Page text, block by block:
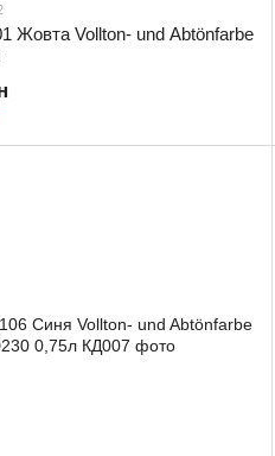
Жовта Vollton- und Abtönfarbe